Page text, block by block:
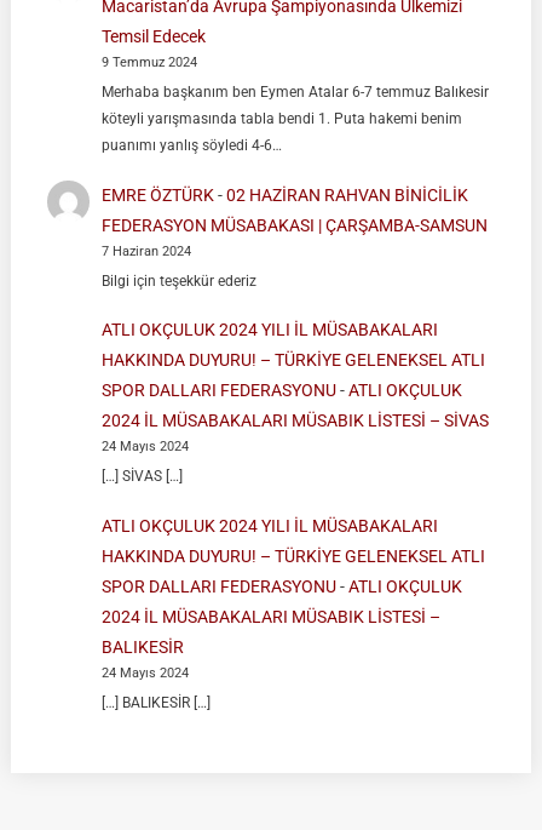
Macaristan’da Avrupa Şampiyonasında Ülkemizi
Temsil Edecek
9 Temmuz 2024
Merhaba başkanım ben Eymen Atalar 6-7 temmuz Balıkesir
köteyli yarışmasında tabla bendi 1. Puta hakemi benim
puanımı yanlış söyledi 4-6…
EMRE ÖZTÜRK-02 HAZİRAN RAHVAN BİNİCİLİK
FEDERASYON MÜSABAKASI | ÇARŞAMBA-SAMSUN
7 Haziran 2024
Bilgi için teşekkür ederiz
ATLI OKÇULUK 2024 YILI İL MÜSABAKALARI
HAKKINDA DUYURU! – TÜRKİYE GELENEKSEL ATLI
SPOR DALLARI FEDERASYONU-ATLI OKÇULUK
2024 İL MÜSABAKALARI MÜSABIK LİSTESİ – SİVAS
24 Mayıs 2024
[…] SİVAS […]
ATLI OKÇULUK 2024 YILI İL MÜSABAKALARI
HAKKINDA DUYURU! – TÜRKİYE GELENEKSEL ATLI
SPOR DALLARI FEDERASYONU-ATLI OKÇULUK
2024 İL MÜSABAKALARI MÜSABIK LİSTESİ –
BALIKESİR
24 Mayıs 2024
[…] BALIKESİR […]